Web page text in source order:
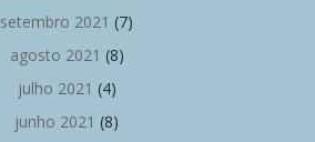
setembro 2021 (7)
agosto 2021 (8)
julho 2021 (4)
junho 2021 (8)